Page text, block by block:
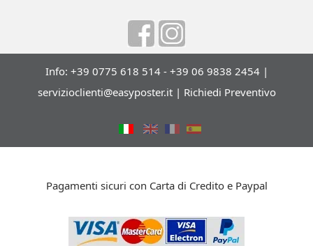
Info: +39 0775 618 514 - +39 06 9838 2454 |
servizioclienti@easyposter.it| Richiedi Preventivo
Pagamenti sicuri con Carta di Credito e Paypal